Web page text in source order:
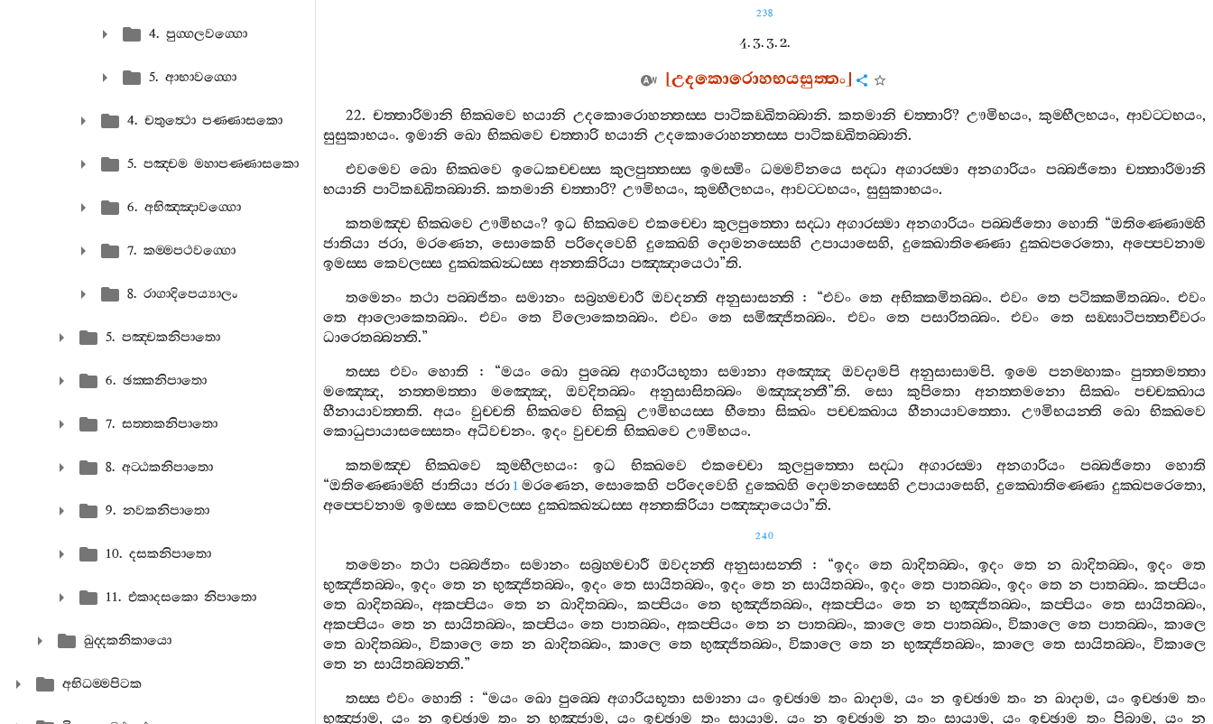
4. පුග‍්ගලවග‍්ගො
5. ආභාවග‍්ගො
4. චතුත්‍ථො පණ‍්ණාසකො
5. පඤ‍්චම මහාපණ‍්ණාසකො
6. අභිඤ‍්ඤාවග‍්ගො
7. කම‍්මපථවග‍්ගො
8. රාගාදිපෙය්‍යාලං
5. පඤ‍්චකනිපාතො
6. ඡක‍්කනිපාතො
7. සත‍්තකනිපාතො
8. අට‍්ඨකනිපාතො
9. නවකනිපාතො
10. දසකනිපාතො
11. එකාදසකො නිපාතො
ඛුද‍්දකනිකායො
අභිධම‍්මපිටක
238
4. 3. 3. 2.
[උදකොරොහභයසුත‍්තං]
22. චත‍්තාරිමානි භික‍්ඛවෙ භයානි උදකොරොහන‍්තස‍්ස පාටිකඞ‍්ඛිතබ‍්බානි.කතමානි චත‍්තාරි?ඌමිභයං,කුම‍්භීලභයං, ආවට‍්ටභයං,
සුසුකාභයං. ඉමානි ඛො භික‍්ඛවෙ චත‍්තාරි භයානි උදකොරොහන‍්තස‍්ස පාටිකඞ‍්ඛිතබ‍්බානි.
එවමෙව ඛො භික‍්ඛවෙ ඉධෙකච‍්චස‍්ස කුලපුත‍්තස‍්ස ඉමස‍්මිං ධම‍්මවිනයෙ සද‍්ධා අගාරස‍්මා අනගාරියං පබ‍්බජිතො චත‍්තාරිමානි
භයානි පාටිකඞ‍්ඛිතබ‍්බානි. කතමානි චත‍්තාරි? ඌමිභයං, කුම‍්භීලභයං, ආවට‍්ටභයං, සුසුකාභයං.
කතමඤ‍්ච භික‍්ඛවෙ ඌමිභයං? ඉධ භික‍්ඛවෙ එකච‍්චො කුලපුත‍්තො සද‍්ධා අගාරස‍්මා අනගාරියං පබ‍්බජිතො හොති “ඔතිණ‍්ණොම‍්හි
ජාතියා ජරා, මරණෙන, සොකෙහි පරිදෙවෙහි දුක‍්ඛෙහි දොමනස‍්සෙහි උපායාසෙහි,දුක‍්ඛොතිණ‍්ණො දුක‍්ඛපරෙතො,අප‍්පෙවනාම
ඉමස‍්ස කෙවලස‍්ස දුක‍්ඛක‍්ඛන්‍ධස‍්ස අන‍්තකිරියා පඤ‍්ඤායෙථා”ති.
තමෙනං තථා පබ‍්බජිතං සමානං සබ්‍රහ‍්මචාරී ඔවදන‍්ති අනුසාසන‍්ති : “එවං තෙ අභික‍්කමිතබ‍්බං.එවං තෙ පටික‍්කමිතබ‍්බං.එවං
තෙ
ආලොකෙතබ‍්බං. එවං තෙ විලොකෙතබ‍්බං. එවං තෙ සමිඤ‍්ජිතබ‍්බං. එවං තෙ පසාරිතබ‍්බං.එවං තෙ
සඞ‍්ඝාටිපත‍්තචීවරං
ධාරෙතබ‍්බන‍්ති.”
තස‍්ස එවං හොති : “මයං ඛො පුබ‍්බෙ අගාරියභූතා සමානා අඤ‍්ඤෙ ඔවදාමපි අනුසාසාමපි.ඉමෙ පනම‍්හාකං පුත‍්තමත‍්තා
මඤ‍්ඤෙ, නත‍්තමත‍්තා මඤ‍්ඤෙ, ඔවදිතබ‍්බං අනුසාසිතබ‍්බං මඤ‍්ඤන‍්තී”ති. සො කුපිතො අනත‍්තමනො සික‍්ඛං
පච‍්චක‍්ඛාය
හීනායාවත‍්තති. අයං වුච‍්චති භික‍්ඛවෙ භික‍්ඛු ඌමිභයස‍්ස භීතො සික‍්ඛං පච‍්චක‍්ඛාය හීනායාවත‍්තො. ඌමිභයන‍්ති ඛො
භික‍්ඛවෙ
කොධුපායාසස‍්සෙතං අධිවචනං. ඉදං වුච‍්චති භික‍්ඛවෙ ඌමිභයං.
කතමඤ‍්ච
භික‍්ඛවෙ කුම‍්භීලභයං:ඉධ භික‍්ඛවෙ එකච‍්චො කුලපුත‍්තො සද‍්ධා අගාරස‍්මා අනගාරියං පබ‍්බජිතො
හොති
“ඔතිණ‍්ණොම‍්හි ජාතියා ජරා 1 මරණෙන,සොකෙහි පරිදෙවෙහි දුක‍්ඛෙහි දොමනස‍්සෙහි උපායාසෙහි,දුක‍්ඛොතිණ‍්ණො දුක‍්ඛපරෙතො,
අප‍්පෙවනාම ඉමස‍්ස කෙවලස‍්ස දුක‍්ඛක‍්ඛන්‍ධස‍්ස අන‍්තකිරියා පඤ‍්ඤායෙථා”ති.
240
තමෙනං තථා පබ‍්බජිතං සමානං සබ්‍රහ‍්මචාරී ඔවදන‍්ති අනුසාසන‍්ති : “ඉදං තෙ ඛාදිතබ‍්බං,ඉදං තෙ න ඛාදිතබ‍්බං,ඉදං තෙ
භුඤ‍්ජිතබ‍්බං,ඉදං තෙ න භුඤ‍්ජිතබ‍්බං, ඉදං තෙ සායිතබ‍්බං, ඉදං තෙ න සායිතබ‍්බං,ඉදං තෙ පාතබ‍්බං, ඉදං තෙ න පාතබ‍්බං.කප‍්පියං
තෙ
ඛාදිතබ‍්බං,අකප‍්පියං තෙ න ඛාදිතබ‍්බං, කප‍්පියං තෙ භුඤ‍්ජිතබ‍්බං,අකප‍්පියං තෙ න භුඤ‍්ජිතබ‍්බං, කප‍්පියං තෙ සායිතබ‍්බං,
අකප‍්පියං තෙ න සායිතබ‍්බං, කප‍්පියං තෙ පාතබ‍්බං,අකප‍්පියං තෙ න පාතබ‍්බං, කාලෙ තෙ පාතබ‍්බං,විකාලෙ තෙ පාතබ‍්බං,කාලෙ
තෙ ඛාදිතබ‍්බං, විකාලෙ තෙ න ඛාදිතබ‍්බං, කාලෙ තෙ භුඤ‍්ජිතබ‍්බං,විකාලෙ තෙ න භුඤ‍්ජිතබ‍්බං,කාලෙ තෙ සායිතබ‍්බං, විකාලෙ
තෙ න සායිතබ‍්බන‍්ති.”
තස‍්ස එවං හොති : “මයං ඛො පුබ‍්බෙ අගාරියභූතා සමානා යං ඉච‍්ඡාම තං ඛාදාම,යං න ඉච‍්ඡාම තං න ඛාදාම, යං ඉච‍්ඡාම තං
භුඤ‍්ජාම, යං න ඉච‍්ඡාම තං න භුඤ‍්ජාම, යං ඉච‍්ඡාම තං සායාම. යං න ඉච‍්ඡාම න තං සායාම, යං ඉච‍්ඡාම තං පිබාම, යං න